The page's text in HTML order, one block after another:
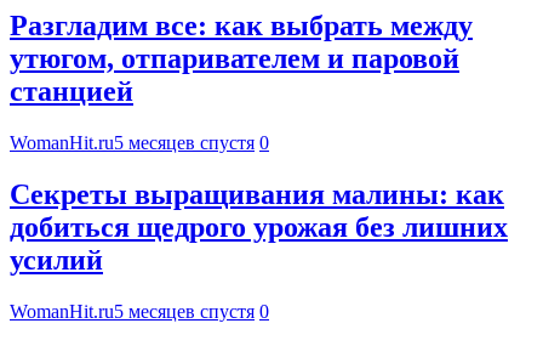
Разгладим все: как выбрать между
утюгом, отпаривателем и паровой
станцией
WomanHit.ru5 месяцев спустя 0
Секреты выращивания малины: как
добиться щедрого урожая без лишних
усилий
WomanHit.ru5 месяцев спустя 0